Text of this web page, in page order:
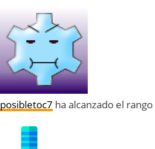
posibletoc7 ha alcanzado el rango